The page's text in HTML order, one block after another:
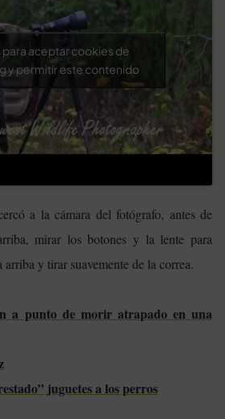
para aceptar cookies de
y permitir este contenido
a la cámara del fotógrafo, antes de
mirar los botones y la lente para
y tirar suavemente de la correa.
a punto de morir atrapado en una
juguetes a los perros